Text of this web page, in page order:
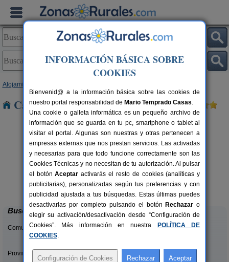
Alojamientos
Casas Rurales cerca de La Islica
28 pers.
desde25 €
Apartamentos Cortijo La Estrella
Vélez Rubio (Almería)
Buscar
Comunidades:
Provincias/Islas:
INFORMACIÓN BÁSICA SOBRE
COOKIES
Bienvenid@ a la información básica sobre las cookies de
nuestro portal responsabilidad de Mario Temprado Casas.
Una cookie o galleta informática es un pequeño archivo de
información que se guarda en tu pc, smartphone o tablet al
visitar el portal. Algunas son nuestras y otras pertenecen a
empresas externas que nos prestan servicios. Las activadas
y necesarias para que todo funcione correctamente son las
Cookies Técnicas y no necesitan de tu autorización. Al pulsar
el botónAceptar activarás el resto de cookies (analíticas y
publicitarias), personalizadas según tus preferencias y con
publicidad ajustada a tus búsquedas. Estas últimas puedes
desactivarlas por completo pulsando el botón Rechazar o
elegir su activación/desactivación desde “Configuración de
Cookies”. Más información en nuestra
POLÍTICA DE
COOKIES.